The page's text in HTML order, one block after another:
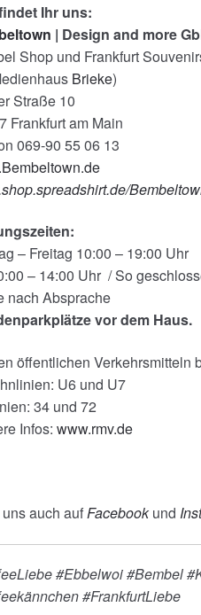
Ihr uns:
| Design and more
Shop und Frankfurt
Brieke)
Straße 10
Frankfurt am Main
069-90 55 06 13
– Freitag 10:00 – 19:00 Uhr
– 14:00 Uhr / So
nach Absprache
vor dem Haus.
öffentlichen Verkehrsmitteln
U6 und U7
34 und 72
Infos: www.rmv.de
auch aufFacebookund
#Ebbelwoi #Bembel
#FrankfurtLiebe